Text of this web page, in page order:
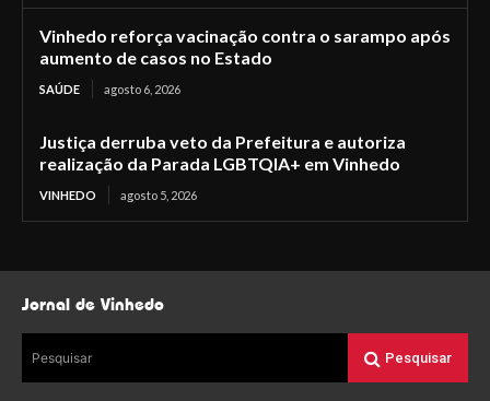
Vinhedo reforça vacinação contra o sarampo após
aumento de casos no Estado
SAÚDE agosto 6, 2026
Justiça derruba veto da Prefeitura e autoriza
realização da Parada LGBTQIA+ em Vinhedo
VINHEDO agosto 5, 2026
Jornal de Vinhedo
Pesquisar Pesquisar